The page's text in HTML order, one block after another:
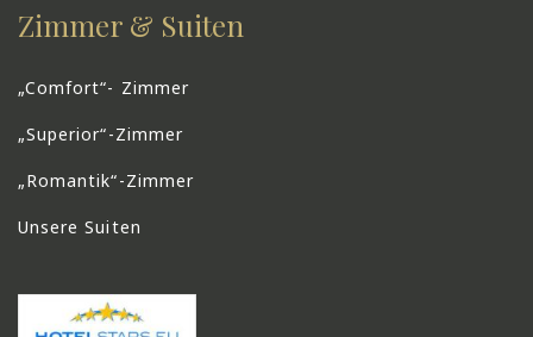
Zimmer & Suiten
„Comfort“- Zimmer
„Superior“-Zimmer
„Romantik“-Zimmer
Unsere Suiten